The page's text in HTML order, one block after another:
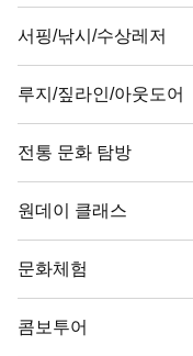
서핑/낚시/수상레저
루지/짚라인/아웃도어
전통 문화 탐방
원데이 클래스
문화체험
콤보투어